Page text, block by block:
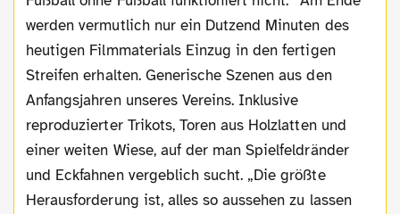
werden vermutlich nur ein Dutzend Minuten des
heutigen Filmmaterials Einzug in den fertigen
Streifen erhalten. Generische Szenen aus den
Anfangsjahren unseres Vereins. Inklusive
reproduzierter Trikots, Toren aus Holzlatten und
einer weiten Wiese, auf der man Spielfeldränder
und Eckfahnen vergeblich sucht. „Die größte
Herausforderung ist, alles so aussehen zu lassen